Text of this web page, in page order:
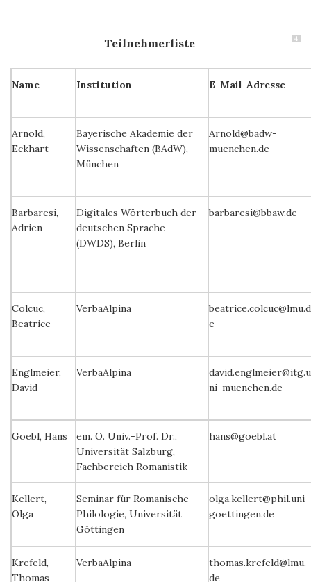
4
Teilnehmerliste
Name Institution E-Mail-Adresse
Arnold,
Eckhart
Bayerische Akademie der
Wissenschaften (BAdW),
München
Arnold@badw-
muenchen.de
Barbaresi,
Adrien
Digitales Wörterbuch der
deutschen Sprache
(DWDS), Berlin
barbaresi@bbaw.de
Colcuc,
Beatrice
VerbaAlpina
beatrice.colcuc@lmu.d
e
Englmeier,
David
VerbaAlpina
david.englmeier@itg.u
ni-muenchen.de
Goebl, Hans
em. O. Univ.-Prof. Dr.,
Universität Salzburg,
Fachbereich Romanistik
hans@goebl.at
Kellert,
Olga
Seminar für Romanische
Philologie, Universität
Göttingen
olga.kellert@phil.uni-
goettingen.de
Krefeld,
Thomas
VerbaAlpina
thomas.krefeld@lmu.
de